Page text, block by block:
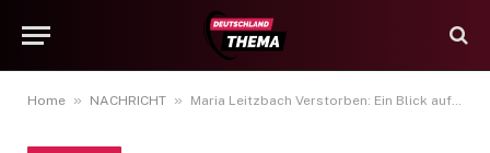
Home » NACHRICHT » Maria Leitzbach Verstorben: Ein Blick auf Ihr Leben und Vermächtnis